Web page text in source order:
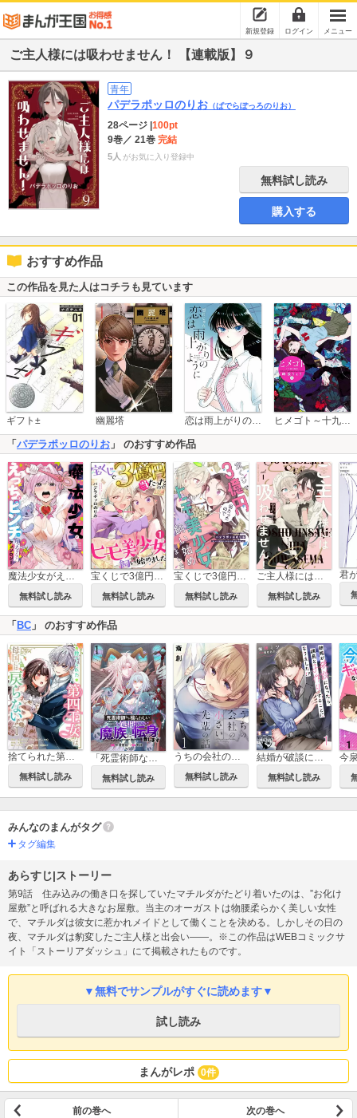
新規登録 ログイン メニュー
ご主人様には吸わせません！ 【連載版】９
青年
パデラポッロのりお （ぱでらぽっろのりお）
28ページ 100pt
9巻／ 21巻 完結
5人 がお気に入り登録中
無料試し読み
購入する
おすすめ作品
この作品を見た人はコチラも見ています
ギフト± 幽麗塔 恋は雨上がりのように ヒメゴト～十九歳の制服～
「 パデラポッロのりお 」 のおすすめ作品
魔法少女がえっちなピンチに陥っちゃう！ アンソロジー
無料試し読み
宝くじで3億円当たったのでヒモ美少女飼い始めました（分冊版）
無料試し読み 無料試し読み
ご主人様には吸わせません！
無料試し読み
君
「 BC 」 のおすすめ作品
捨てられた第四王女は母国には戻らない 【連載版】
無料試し読み
「死霊術師など穢らわしい」と処刑されたので、魔族に転身致します 【連載版】
無料試し読み 無料試し読み 無料試し読み
みんなのまんがタグ
タグ編集
あらすじ|ストーリー
第9話 住み込みの働き口を探していたマチルダがたどり着いたのは、”お化け
屋敷”と呼ばれる大きなお屋敷。当主のオーガストは物腰柔らかく美しい女性
で、マチルダは彼女に惹かれメイドとして働くことを決める。しかしその日の
夜、マチルダは豹変したご主人様と出会い――。※この作品はWEBコミックサ
イト「ストーリアダッシュ」にて掲載されたものです。
▼無料でサンプルがすぐに読めます▼
試し読み
まんがレポ 0件
前の巻へ 次の巻へ